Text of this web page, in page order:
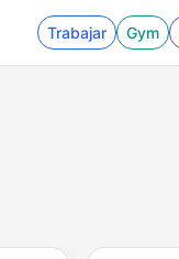
Trabajar Gym